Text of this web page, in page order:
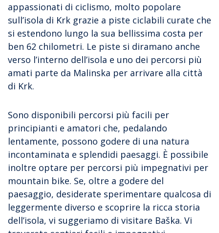
appassionati di ciclismo, molto popolare
sull’isola di Krk grazie a piste ciclabili curate che
si estendono lungo la sua bellissima costa per
ben 62 chilometri. Le piste si diramano anche
verso l’interno dell’isola e uno dei percorsi più
amati parte da Malinska per arrivare alla città
di Krk.
Sono disponibili percorsi più facili per
principianti e amatori che, pedalando
lentamente, possono godere di una natura
incontaminata e splendidi paesaggi. È possibile
inoltre optare per percorsi più impegnativi per
mountain bike. Se, oltre a godere del
paesaggio, desiderate sperimentare qualcosa di
leggermente diverso e scoprire la ricca storia
dell’isola, vi suggeriamo di visitare Baška. Vi